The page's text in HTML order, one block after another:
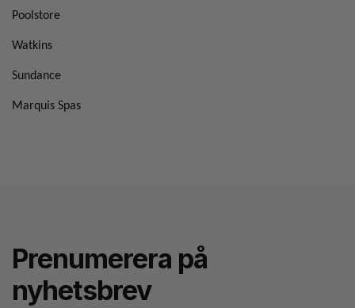
Poolstore
Watkins
Sundance
Marquis Spas
Prenumerera på
nyhetsbrev